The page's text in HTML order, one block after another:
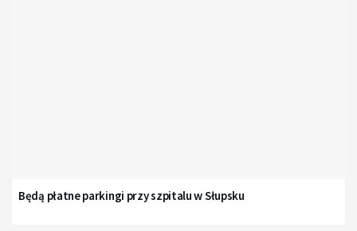
Będą płatne parkingi przy szpitalu w Słupsku